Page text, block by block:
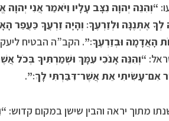
“וְהִנֵּה יְהוָה נִצָּב עָלָיו וַיֹּאמַר אֲנִי
אֶתְּנֶנָּה וּלְזַרְעֶךָ׃ וְהָיָה זַרְעֲךָ כַּעֲפַר
הָאֲדָמָה וּבְזַרְעֶךָ׃”. הקב”ה הבטיח
“וְהִנֵּה אָנֹכִי עִמָּךְ וּשְׁמַרְתִּיךָ בְּכֹל
אִם־עָשִׂיתִי אֵת אֲשֶׁר־דִּבַּרְתִּי לָךְ׃”.
מתוך יראה והבין שישן במקום קדוש: